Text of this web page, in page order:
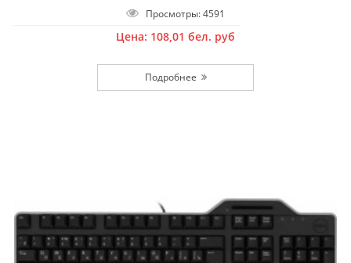
Просмотры: 4591
Цена: 108,01 бел. руб